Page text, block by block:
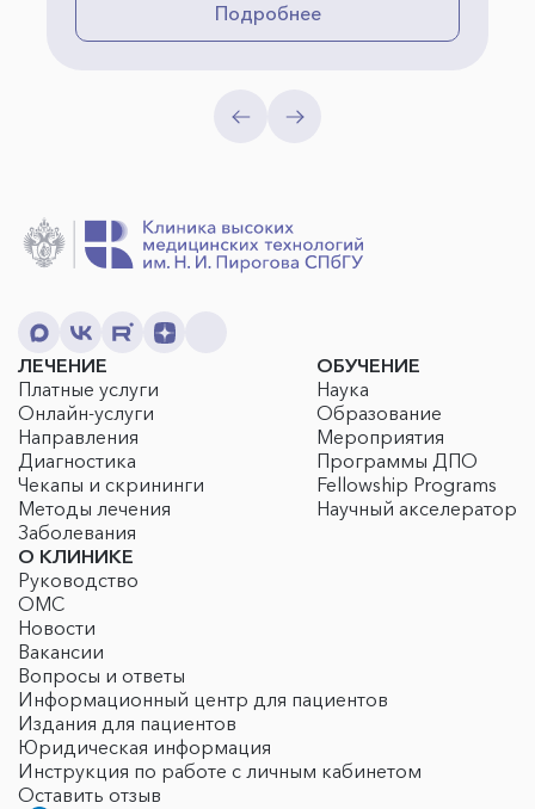
Подробнее
ЛЕЧЕНИЕ
Платные услуги
Онлайн-услуги
Направления
Диагностика
Чекапы и скрининги
Методы лечения
Заболевания
ОБУЧЕНИЕ
Наука
Образование
Мероприятия
Программы ДПО
Fellowship Programs
Научный акселератор
О КЛИНИКЕ
Руководство
ОМС
Новости
Вакансии
Вопросы и ответы
Информационный центр для пациентов
Издания для пациентов
Юридическая информация
Инструкция по работе с личным кабинетом
Оставить отзыв